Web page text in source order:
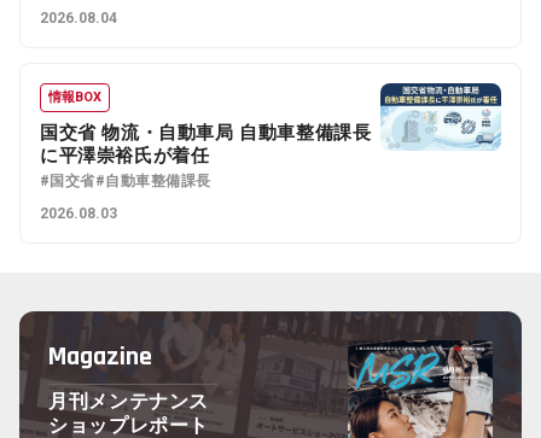
2026.08.04
情報BOX
国交省 物流・自動車局 自動車整備課長
に平澤崇裕氏が着任
#国交省#自動車整備課長
2026.08.03
Magazine
月刊メンテナンス
ショップレポート